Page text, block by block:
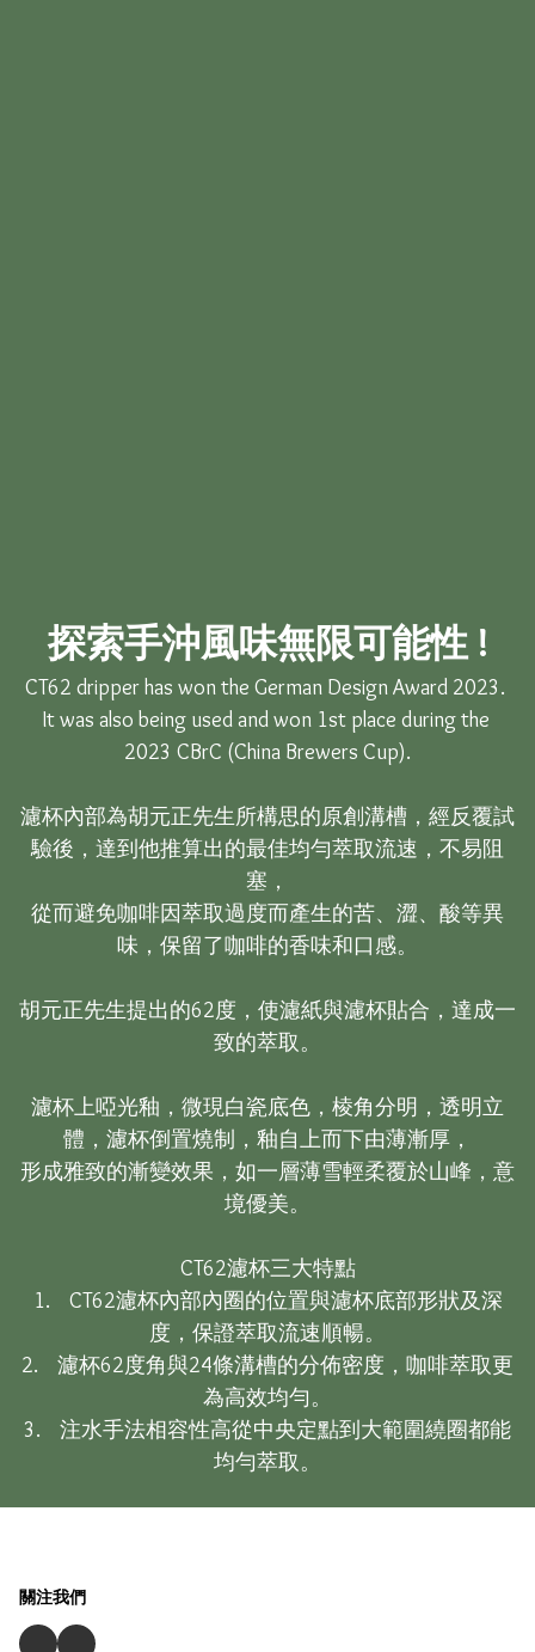
探索手沖風味無限可能性 !
CT62 dripper has won the German Design Award 2023.
It was also being used and won 1st place during the
2023 CBrC (China Brewers Cup).
濾杯內部為胡元正先生所構思的原創溝槽，經反覆試
驗後，達到他推算出的最佳均勻萃取流速，不易阻
塞，
從而避免咖啡因萃取過度而產生的苦、澀、酸等異
味，保留了咖啡的香味和口感。
胡元正先生提出的62度，使濾紙與濾杯貼合，達成一
致的萃取。
濾杯上啞光釉，微現白瓷底色，棱角分明，透明立
體，濾杯倒置燒制，釉自上而下由薄漸厚，
形成雅致的漸變效果，如一層薄雪輕柔覆於山峰，意
境優美。
CT62濾杯三大特點
1.    CT62濾杯內部內圈的位置與濾杯底部形狀及深
度，保證萃取流速順暢。
2.    濾杯62度角與24條溝槽的分佈密度，咖啡萃取更
為高效均勻。
3.    注水手法相容性高從中央定點到大範圍繞圈都能
均勻萃取。
關注我們